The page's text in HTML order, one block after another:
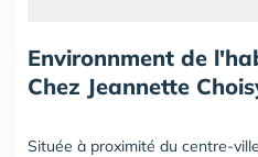
Environnment de
Chez Jeannette
Située à proximité du centre-